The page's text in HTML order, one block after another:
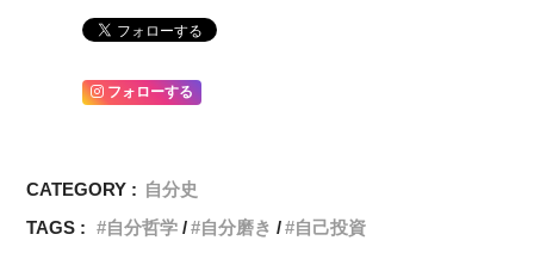
フォローする
CATEGORY : 自分史
TAGS :
自分哲学 自分磨き 自己投資